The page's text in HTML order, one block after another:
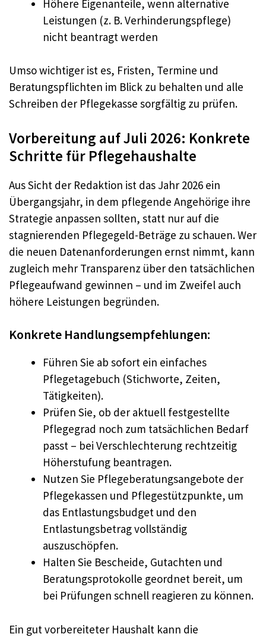
Höhere Eigenanteile, wenn alternative
Leistungen (z. B. Verhinderungspflege)
nicht beantragt werden
Umso wichtiger ist es, Fristen, Termine und
Beratungspflichten im Blick zu behalten und alle
Schreiben der Pflegekasse sorgfältig zu prüfen.
Vorbereitung auf Juli 2026: Konkrete
Schritte für Pflegehaushalte
Aus Sicht der Redaktion ist das Jahr 2026 ein
Übergangsjahr, in dem pflegende Angehörige ihre
Strategie anpassen sollten, statt nur auf die
stagnierenden Pflegegeld-Beträge zu schauen. Wer
die neuen Datenanforderungen ernst nimmt, kann
zugleich mehr Transparenz über den tatsächlichen
Pflegeaufwand gewinnen – und im Zweifel auch
höhere Leistungen begründen.
Konkrete Handlungsempfehlungen:
Führen Sie ab sofort ein einfaches
Pflegetagebuch (Stichworte, Zeiten,
Tätigkeiten).
Prüfen Sie, ob der aktuell festgestellte
Pflegegrad noch zum tatsächlichen Bedarf
passt – bei Verschlechterung rechtzeitig
Höherstufung beantragen.
Nutzen Sie Pflegeberatungsangebote der
Pflegekassen und Pflegestützpunkte, um
das Entlastungsbudget und den
Entlastungsbetrag vollständig
auszuschöpfen.
Halten Sie Bescheide, Gutachten und
Beratungsprotokolle geordnet bereit, um
bei Prüfungen schnell reagieren zu können.
Ein gut vorbereiteter Haushalt kann die